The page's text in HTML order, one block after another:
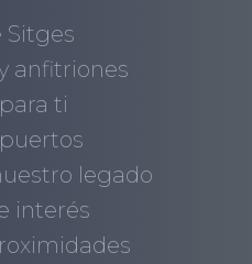
Sitges
anfitriones
ti
legado
interés